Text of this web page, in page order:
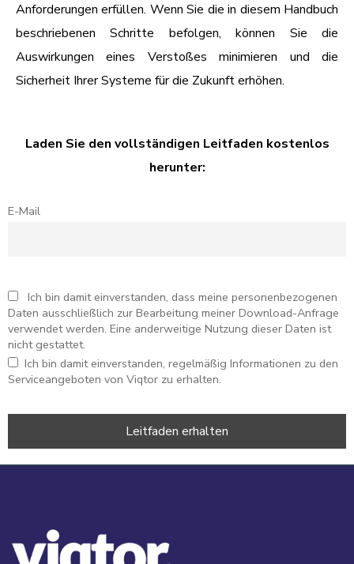
Anforderungen erfüllen. Wenn Sie die in diesem Handbuch
beschriebenen Schritte befolgen, können Sie die
Auswirkungen eines Verstoßes minimieren und die
Sicherheit Ihrer Systeme für die Zukunft erhöhen.
Laden Sie den vollständigen Leitfaden kostenlos
herunter:
E-Mail
Ich bin damit einverstanden, dass meine personenbezogenen
Daten ausschließlich zur Bearbeitung meiner Download-Anfrage
verwendet werden. Eine anderweitige Nutzung dieser Daten ist
nicht gestattet.
Ich bin damit einverstanden, regelmäßig Informationen zu den
Serviceangeboten von Viqtor zu erhalten.